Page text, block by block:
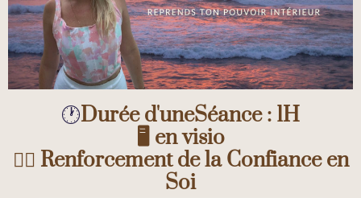
🕐Durée d'uneSéance : 1H
🖥️ en visio
🧘‍♀️ Renforcement de la Confiance en
Soi